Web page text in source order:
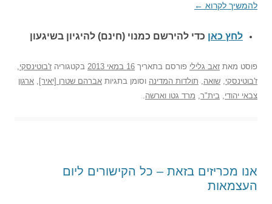
להמשיך לקרוא ←
לחץ כאן כדי להירשם כמנוי (חינם) להיגיון בשיגעון
פוסט מאת זאב גלילי פורסם בתאריך 16 במאי 2013 בקטגוריה ז'בוטינסקי,
ז'בוטינסקי, שואה, תולדות המדינה וסומן בתגיות אברהם שטרן [יאיר] , ארגון
צבאי יהודי, בית"ר, מרד גטו וארשה.
אנו מכריזים בזאת – כל הקישורים ליום
העצמאות